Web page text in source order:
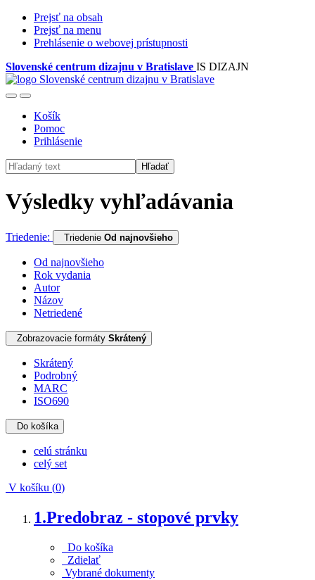
Prejsť na obsah
Prejsť na menu
Prehlásenie o webovej prístupnosti
Slovenské centrum dizajnu v Bratislave IS DIZAJN
Košík
Pomoc
Prihlásenie
Hľadať
Výsledky vyhľadávania
Triedenie: Triedenie Od najnovšieho
Od najnovšieho
Rok vydania
Autor
Názov
Netriedené
Zobrazovacie formáty Skrátený
Skrátený
Podrobný
MARC
ISO690
Do košíka
celú stránku
celý set
V košíku (0)
1.Predobraz - stopové prvky
Do košíka
Zdielať
Vybrané dokumenty